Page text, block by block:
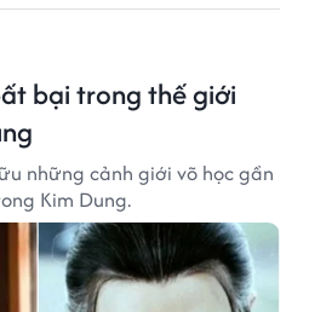
bại trong thế giới
những cảnh giới võ học gần
Kim Dung.